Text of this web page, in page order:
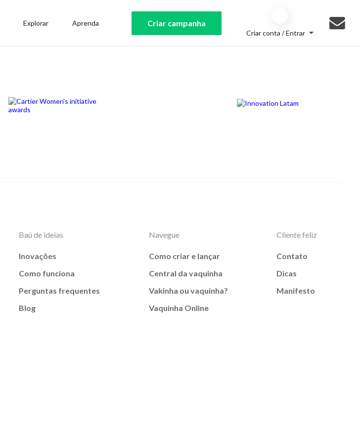
Explorar Aprenda Criar campanha
Criar conta / Entrar
Baú de ideias
Inovações
Como funciona
Perguntas frequentes
Blog
Navegue
Como criar e lançar
Central da vaquinha
Vakinha ou vaquinha?
Vaquinha Online
Cliente feliz
Contato
Dicas
Manifesto